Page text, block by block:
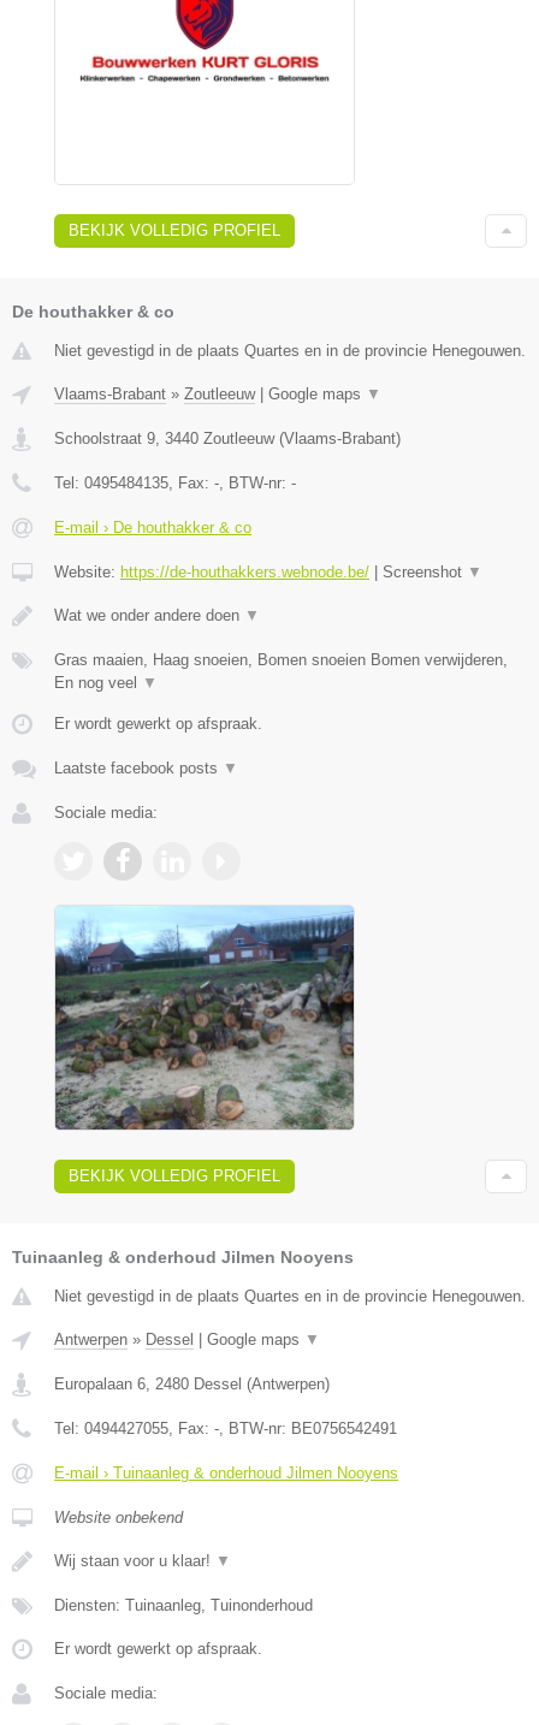
BEKIJK VOLLEDIG PROFIEL
De houthakker & co
Niet gevestigd in de plaats Quartes en in de provincie Henegouwen.
Vlaams-Brabant » Zoutleeuw| Google maps ▼
Schoolstraat 9, 3440 Zoutleeuw(Vlaams-Brabant)
Tel: 0495484135, Fax: -, BTW-nr: -
E-mail › De houthakker & co
Website: https://de-houthakkers.webnode.be/ Screenshot ▼
Wat we onder andere doen ▼
Gras maaien, Haag snoeien, Bomen snoeien Bomen verwijderen,
En nog veel
▼
Er wordt gewerkt op afspraak.
Laatste facebook posts ▼
Sociale media:
BEKIJK VOLLEDIG PROFIEL
Tuinaanleg & onderhoud Jilmen Nooyens
Niet gevestigd in de plaats Quartes en in de provincie Henegouwen.
Antwerpen » Dessel Google maps ▼
Europalaan 6 2480 Dessel (Antwerpen)
Tel: 0494427055 , Fax: - , BTW-nr: BE0756542491
E-mail › Tuinaanleg & onderhoud Jilmen Nooyens
Website onbekend
Wij staan voor u klaar! ▼
Diensten: Tuinaanleg, Tuinonderhoud
Er wordt gewerkt op afspraak.
Sociale media: